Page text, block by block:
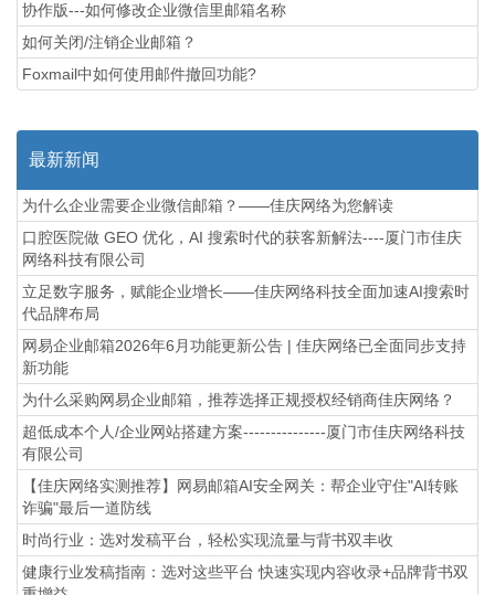
协作版---如何修改企业微信里邮箱名称
如何关闭/注销企业邮箱？
Foxmail中如何使用邮件撤回功能?
最新新闻
为什么企业需要企业微信邮箱？——佳庆网络为您解读
口腔医院做 GEO 优化，AI 搜索时代的获客新解法----厦门市佳庆
网络科技有限公司
立足数字服务，赋能企业增长——佳庆网络科技全面加速AI搜索时
代品牌布局
网易企业邮箱2026年6月功能更新公告 | 佳庆网络已全面同步支持
新功能
为什么采购网易企业邮箱，推荐选择正规授权经销商佳庆网络？
超低成本个人/企业网站搭建方案---------------厦门市佳庆网络科技
有限公司
【佳庆网络实测推荐】网易邮箱AI安全网关：帮企业守住"AI转账
诈骗"最后一道防线
时尚行业：选对发稿平台，轻松实现流量与背书双丰收
健康行业发稿指南：选对这些平台 快速实现内容收录+品牌背书双